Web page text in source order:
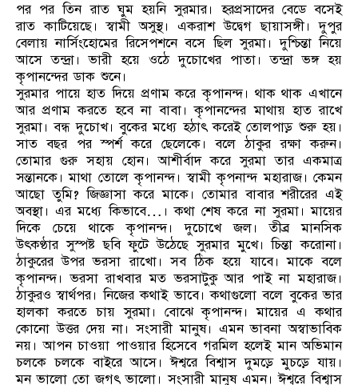
পর পর তিন রাত ঘুম হয়নি সুরমার। হরপ্রসাদের বেডে বসেই
রাত কাটিয়েছে। স্বামী অসুস্থ। একরাশ উদ্বেগ ছায়াসঙ্গী। দুপুর
বেলায় নার্সিংহোমের রিসেপশনে বসে ছিল সুরমা। দুশ্চিন্তা নিয়ে
আসে তন্দ্রা। ভারী হয়ে ওঠে দুচোখের পাতা। তন্দ্রা ভঙ্গ হয়
কৃপানন্দের ডাক শুনে।
সুরমার পায়ে হাত দিয়ে প্রণাম করে কৃপানন্দ। থাক থাক এখানে
আর প্রণাম করতে হবে না বাবা। কৃপানন্দের মাথায় হাত রাখে
সুরমা। বন্ধ দুচোখ। বুকের মধ্যে হঠাৎ করেই তোলপাড় শুরু হয়।
সাত বছর পর স্পর্শ করে ছেলেকে। বলে ঠাকুর রক্ষা করুন।
তোমার গুরু সহায় হোন। আশীর্বাদ করে সুরমা তার একমাত্র
সন্তানকে। মাথা তোলে কৃপানন্দ। স্বামী কৃপনান্দ মহারাজ। কেমন
আছো তুমি? জিজ্ঞাসা করে মাকে। তোমার বাবার শরীরের এই
অবস্থা। এর মধ্যে কিভাবে…। কথা শেষ করে না সুরমা। মায়ের
দিকে চেয়ে থাকে কৃপানন্দ। দুচোখে জল। তীব্র মানসিক
উৎকণ্ঠার সুস্পষ্ট ছবি ফুটে উঠেছে সুরমার মুখে। চিন্তা করোনা।
ঠাকুরের উপর ভরসা রাখো। সব ঠিক হয়ে যাবে। মাকে বলে
কৃপানন্দ। ভরসা রাখবার মত ভরসাটুকু আর পাই না মহারাজ।
ঠাকুরও স্বার্থপর। নিজের কথাই ভাবে। কথাগুলো বলে বুকের ভার
হালকা করতে চায় সুরমা। বোঝে কৃপানন্দ। মায়ের এ কথার
কোনো উত্তর দেয় না। সংসারী মানুষ। এমন ভাবনা অস্বাভাবিক
নয়। আপন চাওয়া পাওয়ার হিসেবে গরমিল হলেই মান অভিমান
চলকে চলকে বাইরে আসে। ঈশ্বরে বিশ্বাস দুমড়ে মুচড়ে যায়।
মন ভালো তো জগৎ ভালো। সংসারী মানুষ এমন। ঈশ্বরে বিশ্বাস